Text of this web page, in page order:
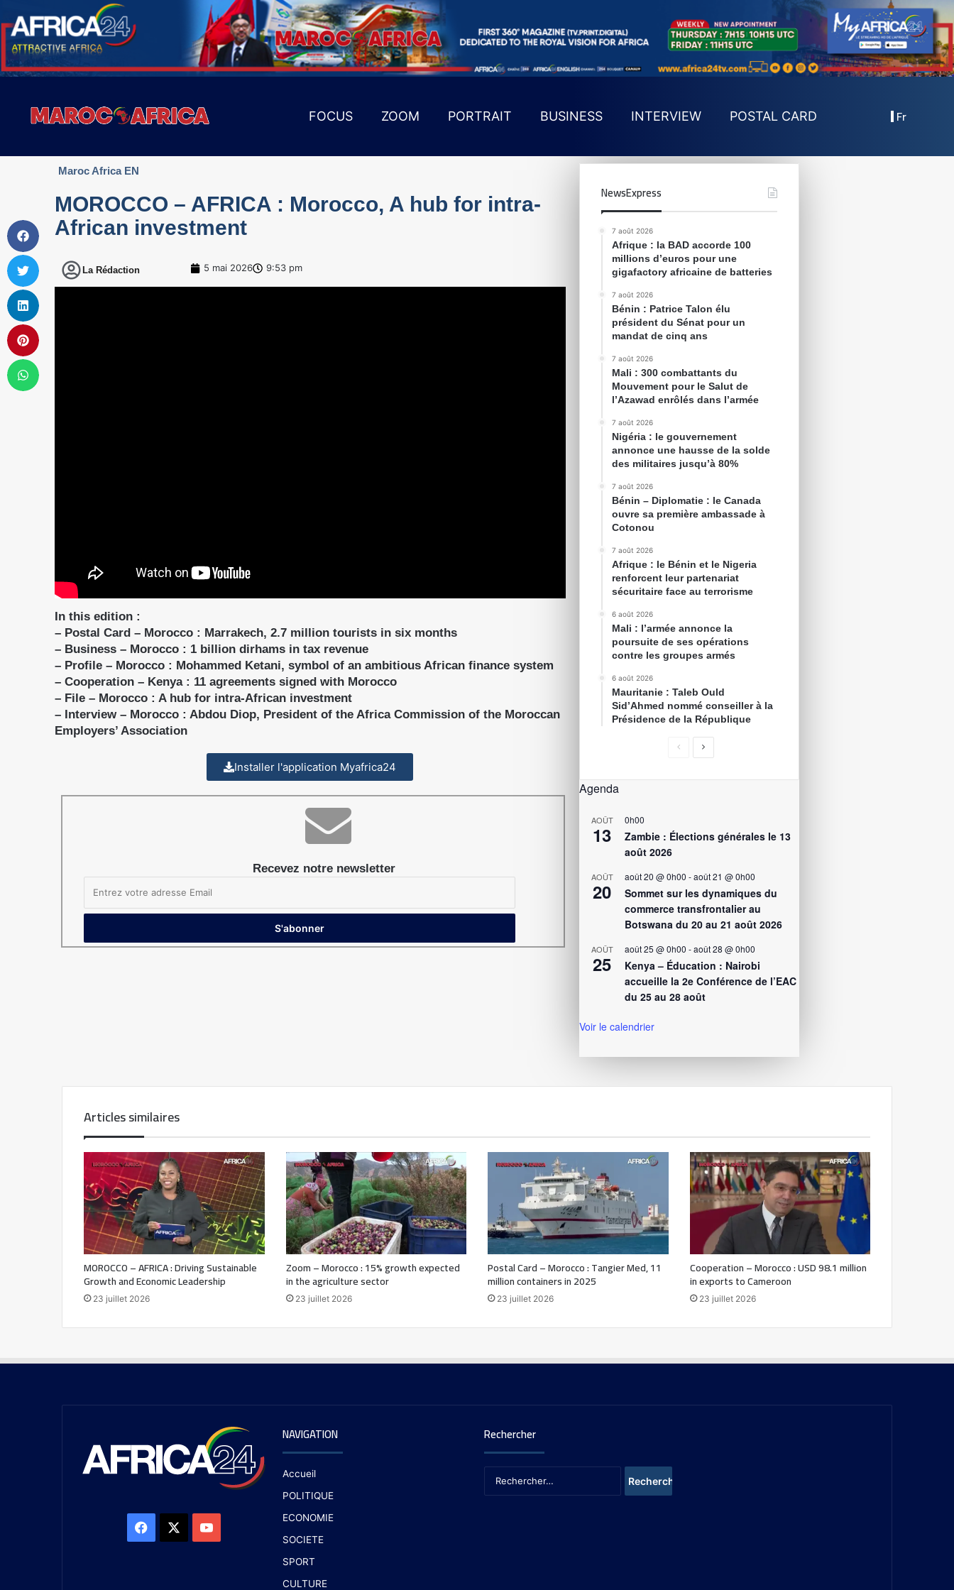
FOCUS ZOOM PORTRAIT BUSINESS INTERVIEW POSTAL CARD Fr
Maroc Africa EN
MOROCCO – AFRICA : Morocco, A hub for intra-
African investment
La Rédaction 5 mai 2026 9:53 pm
In this edition :
– Postal Card – Morocco : Marrakech, 2.7 million tourists in six months
– Business – Morocco : 1 billion dirhams in tax revenue
– Profile – Morocco : Mohammed Ketani, symbol of an ambitious African finance system
– Cooperation – Kenya : 11 agreements signed with Morocco
– File – Morocco : A hub for intra-African investment
– Interview – Morocco : Abdou Diop, President of the Africa Commission of the Moroccan
Employers’ Association
Installer l'application Myafrica24
Recevez notre newsletter
NewsExpress
7 août 2026
Afrique : la BAD accorde 100
millions d’euros pour une
gigafactory africaine de batteries
7 août 2026
Bénin : Patrice Talon élu
président du Sénat pour un
mandat de cinq ans
7 août 2026
Mali : 300 combattants du
Mouvement pour le Salut de
l’Azawad enrôlés dans l’armée
7 août 2026
Nigéria : le gouvernement
annonce une hausse de la solde
des militaires jusqu’à 80%
7 août 2026
Bénin – Diplomatie : le Canada
ouvre sa première ambassade à
Cotonou
7 août 2026
Afrique : le Bénin et le Nigeria
renforcent leur partenariat
sécuritaire face au terrorisme
6 août 2026
Mali : l’armée annonce la
poursuite de ses opérations
contre les groupes armés
6 août 2026
Mauritanie : Taleb Ould
Sid’Ahmed nommé conseiller à la
Présidence de la République
Agenda
AOÛT
13
0h00
Zambie : Élections générales le 13
août 2026
AOÛT
20
août 20 @ 0h00 -août 21 @ 0h00
Sommet sur les dynamiques du
commerce transfrontalier au
Botswana du 20 au 21 août 2026
AOÛT
25
août 25 @ 0h00 -août 28 @ 0h00
Kenya – Éducation : Nairobi
accueille la 2e Conférence de l’EAC
du 25 au 28 août
Voir le calendrier
Articles similaires
MOROCCO – AFRICA : Driving Sustainable
Growth and Economic Leadership
23 juillet 2026
Zoom – Morocco : 15% growth expected
in the agriculture sector
23 juillet 2026
Postal Card – Morocco : Tangier Med, 11
million containers in 2025
23 juillet 2026
Cooperation – Morocco : USD 98.1 million
in exports to Cameroon
23 juillet 2026
NAVIGATION
Accueil
POLITIQUE
ECONOMIE
SOCIETE
SPORT
CULTURE
Rechercher